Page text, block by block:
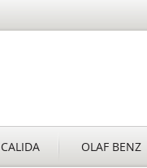
CALIDA OLAF BENZ